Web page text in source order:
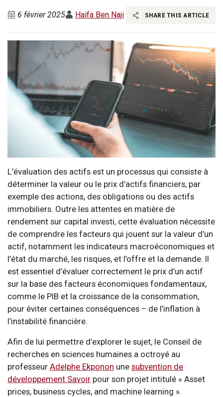
6 février 2025 Haifa Ben Naji SHARE THIS ARTICLE
L’évaluation des actifs est un processus qui consiste à
déterminer la valeur ou le prix d’actifs financiers, par
exemple des actions, des obligations ou des actifs
immobiliers. Outre les attentes en matière de
rendement sur capital investi, cette évaluation nécessite
de comprendre les facteurs qui jouent sur la valeur d’un
actif, notamment les indicateurs macroéconomiques et
l’état du marché, les risques, et l’offre et la demande. Il
est essentiel d’évaluer correctement le prix d’un actif
sur la base des facteurs économiques fondamentaux,
comme le PIB et la croissance de la consommation,
pour éviter certaines conséquences – de l’inflation à
l’instabilité financière.
Afin de lui permettre d’explorer le sujet, le Conseil de
recherches en sciences humaines a octroyé au
professeur Adelphe Ekponon une subvention de
développement Savoir pour son projet intitulé « Asset
prices, business cycles, and machine learning ».